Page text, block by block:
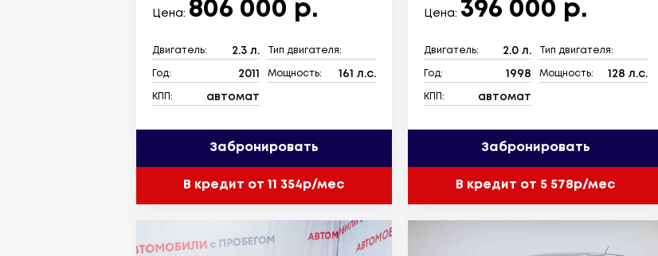
Цена: 806 000 р.
Двигатель: 2.3 л. Тип двигателя:
Год: 2011 Мощность: 161 л.с.
КПП: автомат
Забронировать
В кредит от 11 354р/мес
Цена: 396 000 р.
Двигатель: 2.0 л. Тип двигателя:
Год: 1998 Мощность: 128 л.с.
КПП: автомат
Забронировать
В кредит от 5 578р/мес